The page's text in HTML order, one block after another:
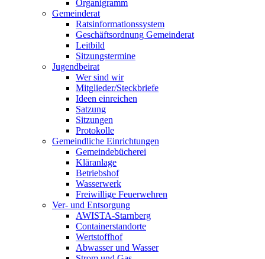
Organigramm
Gemeinderat
Ratsinformationssystem
Geschäftsordnung Gemeinderat
Leitbild
Sitzungstermine
Jugendbeirat
Wer sind wir
Mitglieder/Steckbriefe
Ideen einreichen
Satzung
Sitzungen
Protokolle
Gemeindliche Einrichtungen
Gemeindebücherei
Kläranlage
Betriebshof
Wasserwerk
Freiwillige Feuerwehren
Ver- und Entsorgung
AWISTA-Starnberg
Containerstandorte
Wertstoffhof
Abwasser und Wasser